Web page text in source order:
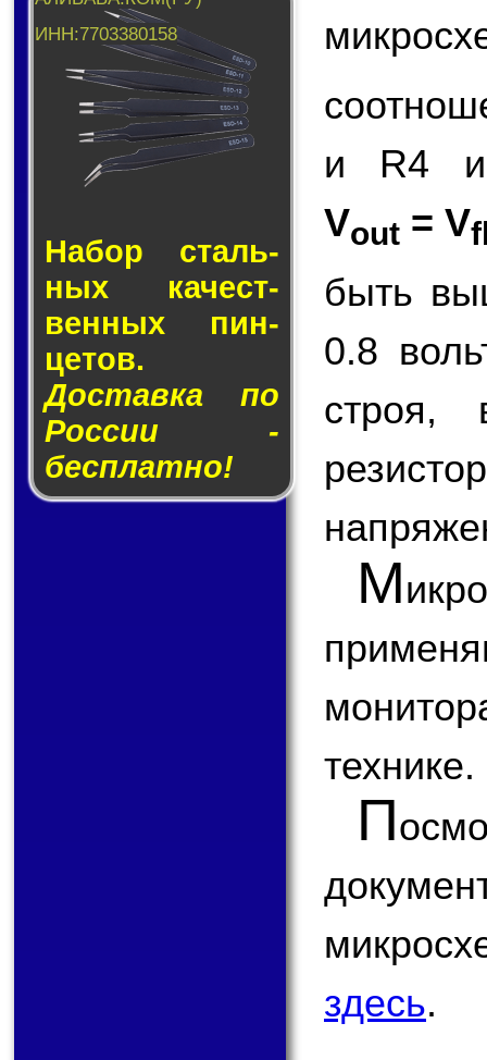
Набор сталь­
ных ка­чест­
вен­ных пин­
це­тов.
Доставка по
России -
бесплатно!
и R4 и
Vout = V
быть
0.8
строя,
М
технике.
П
здесь.